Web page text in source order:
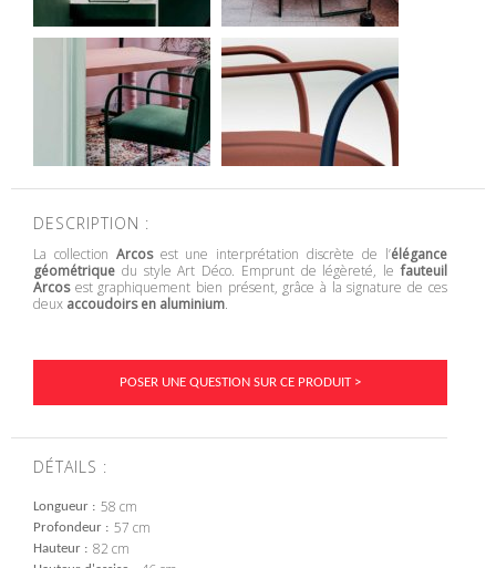
DESCRIPTION :
La collection Arcosest une interprétation discrète de l’élégance
géométrique du style Art Déco. Emprunt de légèreté, lefauteuil
Arcosest graphiquement bien présent, grâce à la signature de ces
deux accoudoirs en aluminium.
POSER UNE QUESTION SUR CE PRODUIT >
DÉTAILS :
Longueur 58 cm
Profondeur 57 cm
Hauteur 82 cm